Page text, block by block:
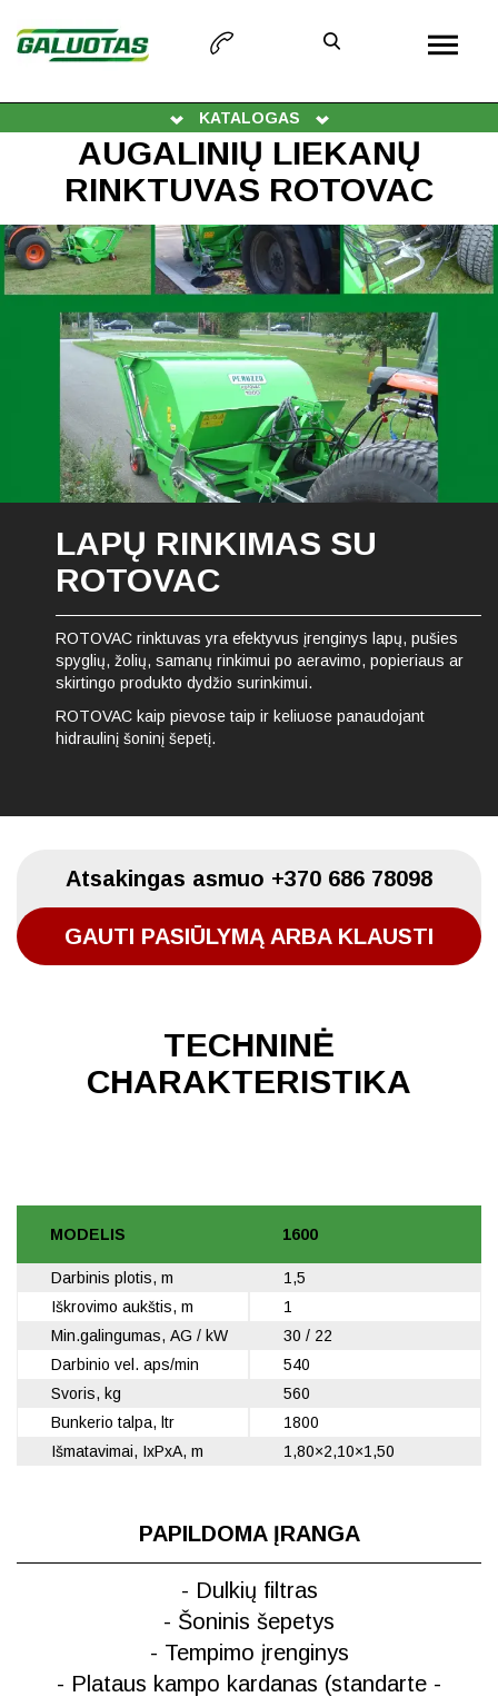
KATALOGAS
AUGALINIŲ LIEKANŲ
RINKTUVAS ROTOVAC
LAPŲ RINKIMAS SU
ROTOVAC
ROTOVAC rinktuvas yra efektyvus įrenginys lapų, pušies
spyglių, žolių, samanų rinkimui po aeravimo, popieriaus ar
skirtingo produkto dydžio surinkimui.
ROTOVAC kaip pievose taip ir keliuose panaudojant
hidraulinį šoninį šepetį.
Atsakingas asmuo +370 686 78098
GAUTI PASIŪLYMĄ ARBA KLAUSTI
TECHNINĖ
CHARAKTERISTIKA
MODELIS
Darbinis plotis, m
Iškrovimo aukštis, m
Min.galingumas, AG / kW
Darbinio vel. aps/min
Svoris, kg
Bunkerio talpa, ltr
Išmatavimai, IxPxA, m
1600
1,5
1
30 / 22
540
560
1800
1,80×2,10×1,50
PAPILDOMA ĮRANGA
- Dulkių filtras
- Šoninis šepetys
- Tempimo įrenginys
- Plataus kampo kardanas (standarte -